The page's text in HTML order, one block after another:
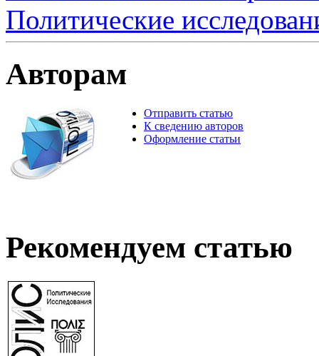
Политические
Авторам
Отправить статью
К сведению авторов
Оформление статьи
Рекомендуем статью